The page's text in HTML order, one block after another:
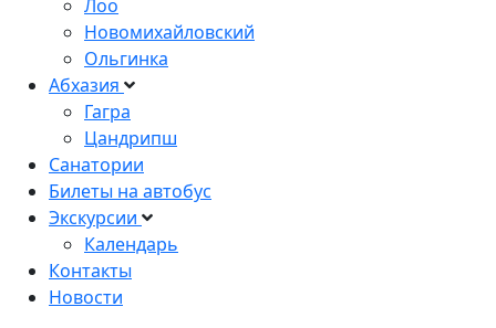
Лоо
Новомихайловский
Ольгинка
Абхазия
Гагра
Цандрипш
Санатории
Билеты на автобус
Экскурсии
Календарь
Контакты
Новости